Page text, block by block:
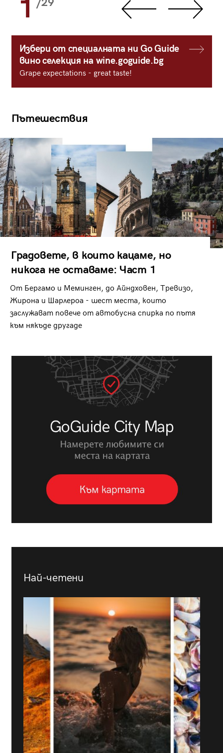
1
Избери от специалната ни Go Guide
вино селекция на wine.goguide.bg
Grape expectations - great taste!
Пътешествия
Градовете, в които кацаме, но
никога не оставаме: Част 1
От Бергамо и Меминген, до Айндховен, Тревизо,
Жирона и Шарлероа - шест места, които
заслужават повече от автобусна спирка по пътя
към някъде другаде
Най-четени